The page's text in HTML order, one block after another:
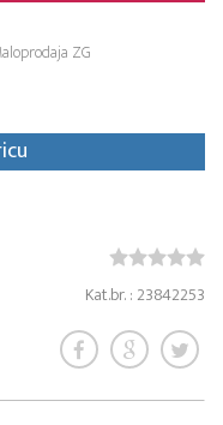
ZG
Kat.br. : 23842253